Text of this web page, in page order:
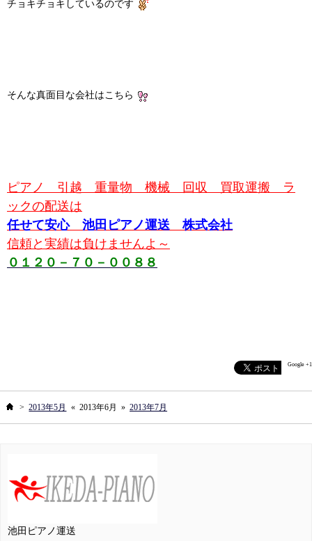
チョキチョキしているのです
そんな真面目な会社はこちら
ピアノ 引越 重量物 機械 回収 買取運搬 ラ
ックの配送は
任せて安心 池田ピアノ運送 株式会社
信頼と実績は負けませんよ～
０１２０－７０－００８８
Google +1
ホーム
> 2013年5月 « 2013年6月 » 2013年7月
池田ピアノ運送